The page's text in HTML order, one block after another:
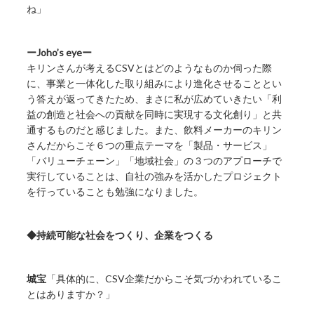
ね」
ーJoho’s eyeー
キリンさんが考えるCSVとはどのようなものか伺った際
に、事業と一体化した取り組みにより進化させることとい
う答えが返ってきたため、まさに私が広めていきたい「利
益の創造と社会への貢献を同時に実現する文化創り」と共
通するものだと感じました。また、飲料メーカーのキリン
さんだからこそ６つの重点テーマを「製品・サービス」
「バリューチェーン」「地域社会」の３つのアプローチで
実行していることは、自社の強みを活かしたプロジェクト
を行っていることも勉強になりました。
◆持続可能な社会をつくり、企業をつくる
城宝 「具体的に、CSV企業だからこそ気づかわれているこ
とはありますか？」